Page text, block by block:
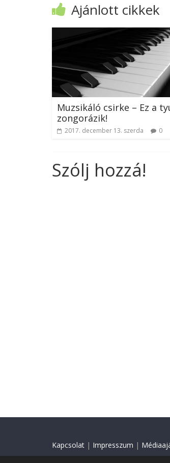
Ajánlott cikkek
Muzsikáló csirke – Ez a
zongorázik!
2017. december 13. szerda 0
Szólj hozzá!
Kapcsolat | Impresszum |